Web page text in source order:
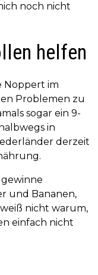
noch nicht
helfen
Noppert im
Problemen zu
sogar ein 9-
in
derzeit
und Bananen,
nicht warum,
einfach nicht